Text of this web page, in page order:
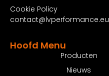
Hoofd Menu
Producten
Nieuws
Cookie Policy
contact@lvperformance.eu